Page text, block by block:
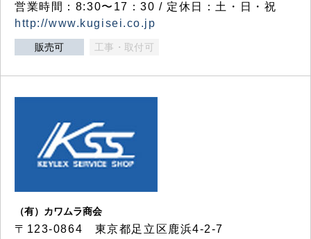
営業時間：8:30〜17：30 / 定休日：土・日・祝
http://www.kugisei.co.jp
販売可 工事・取付可
（有）カワムラ商会
〒123-0864 東京都足立区鹿浜4-2-7